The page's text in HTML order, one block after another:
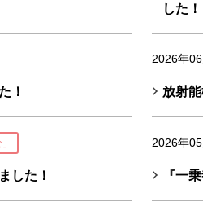
した！
！
2026年
放射
した！
2026年
『一